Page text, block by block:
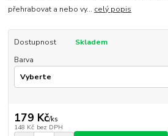
přehrabovat a nebo vy... celý popis
Dostupnost
Skladem
Barva
179 Kč/ks
148 Kč bez DPH